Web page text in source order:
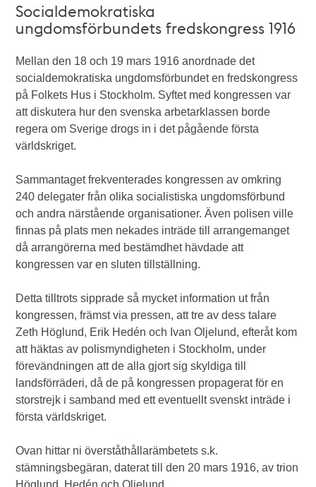
Socialdemokratiska
ungdomsförbundets fredskongress 1916
Mellan den 18 och 19 mars 1916 anordnade det
socialdemokratiska ungdomsförbundet en fredskongress
på Folkets Hus i Stockholm. Syftet med kongressen var
att diskutera hur den svenska arbetarklassen borde
regera om Sverige drogs in i det pågående första
världskriget.
Sammantaget frekventerades kongressen av omkring
240 delegater från olika socialistiska ungdomsförbund
och andra närstående organisationer. Även polisen ville
finnas på plats men nekades inträde till arrangemanget
då arrangörerna med bestämdhet hävdade att
kongressen var en sluten tillställning.
Detta tilltrots sipprade så mycket information ut från
kongressen, främst via pressen, att tre av dess talare
Zeth Höglund, Erik Hedén och Ivan Oljelund, efteråt kom
att häktas av polismyndigheten i Stockholm, under
förevändningen att de alla gjort sig skyldiga till
landsförräderi, då de på kongressen propagerat för en
storstrejk i samband med ett eventuellt svenskt inträde i
första världskriget.
Ovan hittar ni överståthållarämbetets s.k.
stämningsbegäran, daterat till den 20 mars 1916, av trion
Höglund, Hedén och Oljelund.